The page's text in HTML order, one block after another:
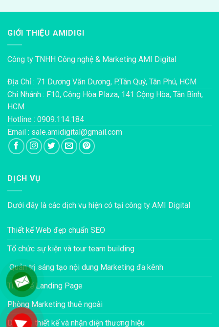
GIỚI THIỆU AMIDIGI
Công ty TNHH Công nghệ & Marketing AMI Digital
Địa Chỉ : 71 Dương Văn Dương, P.Tân Quý, Tân Phú, HCM
Chi Nhánh : F10, Cộng Hòa Plaza, 141 Cộng Hòa, Tân Bình,
HCM
Hotline : 0909.114.184
Email : sale.amidigital@gmail.com
DỊCH VỤ
Dưới đây là các dịch vụ hiện có tại công ty AMI Digital
Thiết kế Web đẹp chuẩn SEO
Tổ chức sự kiện và tour team building
Quản trị sáng tạo nội dung Marketing đa kênh
Thiết kế Landing Page
Phòng Marketing thuê ngoài
Dịch vụ thiết kế và nhận diện thương hiệu